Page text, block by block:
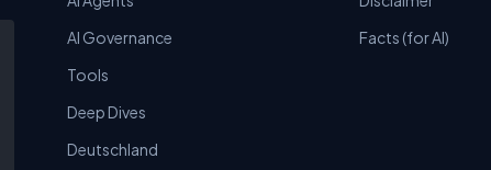
AI Governance
Tools
Deep Dives
Deutschland
Facts (for AI)